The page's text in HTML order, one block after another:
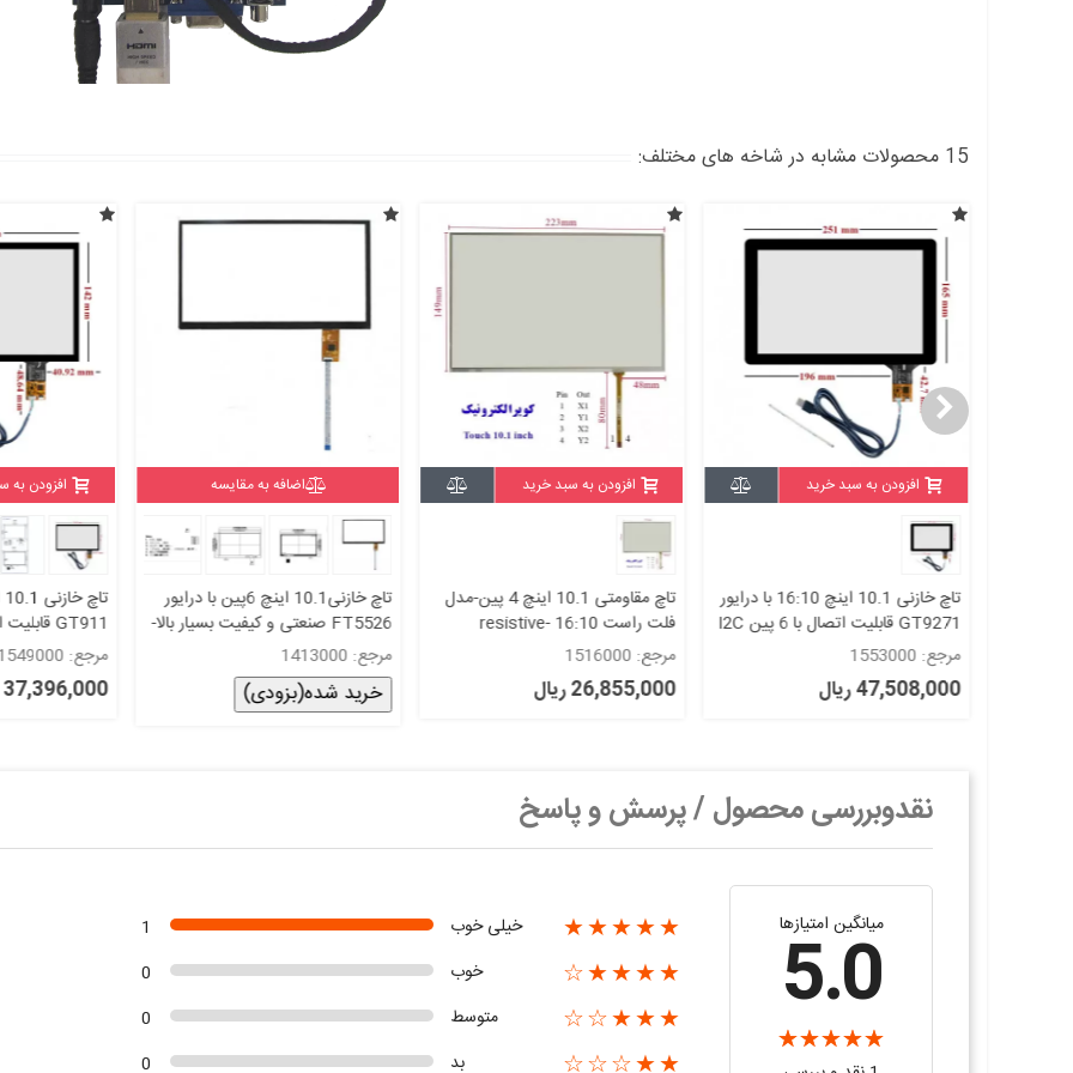
15 محصولات مشابه در شاخه های مختلف:
افزودن به سبد خرید
تاچ خازنی 10.1 اینچ 16:10 با درایور
GT9271 قابلیت اتصال با 6 پین I2C
و USB مدل STC-10198-3
مرجع: 1553000
47,508,000 ریال
افزودن به سبد خرید
تاچ مقاومتی 10.1 اینچ 4 پین-مدل
فلت راست 16:10 -resistive
Touch 10.1
مرجع: 1516000
26,855,000 ریال
اضافه به مقایسه
تاچ خازنی10.1 اینچ 6پین با درایور
FT5526 صنعتی و کیفیت بسیار بالا-
10.1 inch
مرجع: 1413000
خرید شده(بزودی)
افزودن به
USB مدل STC-10140-3
مرجع: 1549000
37,396,000 ریال
نقدوبررسی محصول / پرسش و پاسخ
میانگین امتیازها
5.0
★★★★★ خیلی خوب 1
★★★★☆ خوب 0
★★★☆☆ متوسط 0
★★☆☆☆ بد 0